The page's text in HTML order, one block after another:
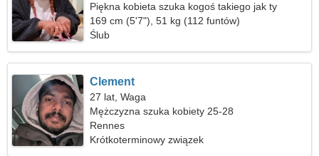
Piękna kobieta szuka kogoś takiego jak ty
169 cm (5'7"), 51 kg (112 funtów)
Ślub
Clement
27 lat, Waga
Mężczyzna szuka kobiety 25-28
Rennes
Krótkoterminowy związek